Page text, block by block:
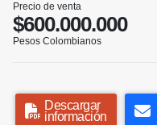
Precio de venta
$600.000.000
Pesos Colombianos
Descargar
información